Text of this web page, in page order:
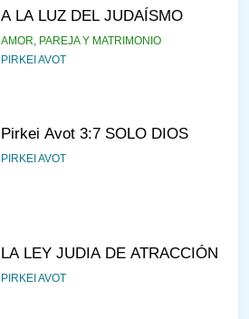
A LA LUZ DEL JUDAÍSMO
AMOR, PAREJA Y MATRIMONIO
PIRKEI AVOT
Pirkei Avot 3:7 SOLO DIOS
PIRKEI AVOT
LA LEY JUDIA DE ATRACCIÓN
PIRKEI AVOT